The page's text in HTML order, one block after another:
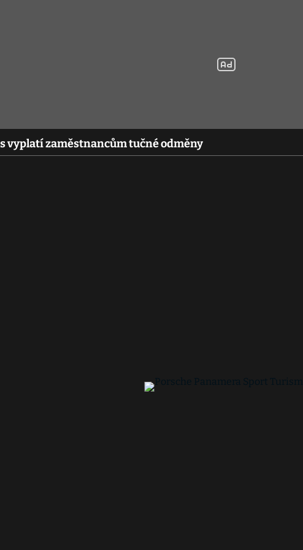
vyplatí zaměstnancům tučné odměny